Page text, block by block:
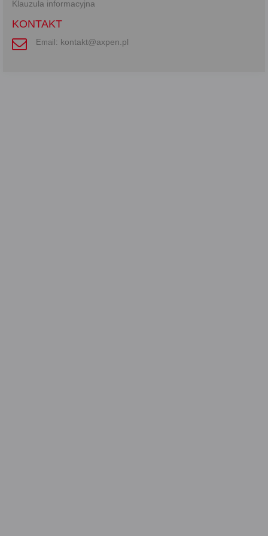
Klauzula informacyjna
KONTAKT
Email: kontakt@axpen.pl